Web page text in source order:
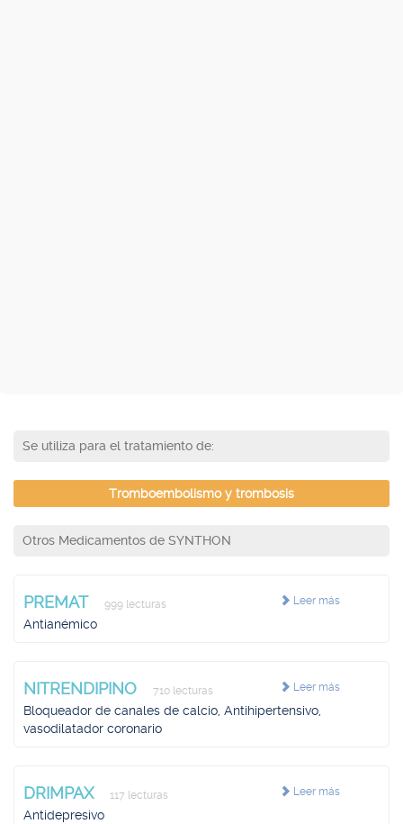
Se utiliza para el tratamiento de:
Tromboembolismo y trombosis
Otros Medicamentos de SYNTHON
Leer más
PREMAT 999 lecturas
Antianémico
Leer más
NITRENDIPINO 710 lecturas
Bloqueador de canales de calcio, Antihipertensivo,
vasodilatador coronario
Leer más
DRIMPAX 117 lecturas
Antidepresivo